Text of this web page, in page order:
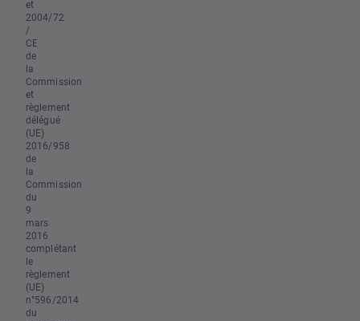
et
2004/72
/
CE
de
la
Commission
et
règlement
délégué
(UE)
2016/958
de
la
Commission
du
9
mars
2016
complétant
le
règlement
(UE)
n°596/2014
du